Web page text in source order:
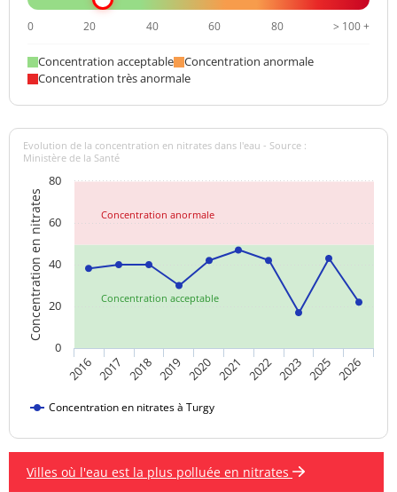
0 20 40 60 80 > 100 +
Concentration acceptable
Concentration anormale
Concentration très anormale
Concentration acceptable
Concentration anormale
Concentration en nitrates
Evolution de la concentration en nitrates dans l'eau - Source :
Ministère de la Santé
Concentration en nitrates à Turgy
2016 2017 2018 2019 2020 2021 2022 2023 2025 2026
0
20
40
60
80
Villes où l'eau est la plus polluée en nitrates